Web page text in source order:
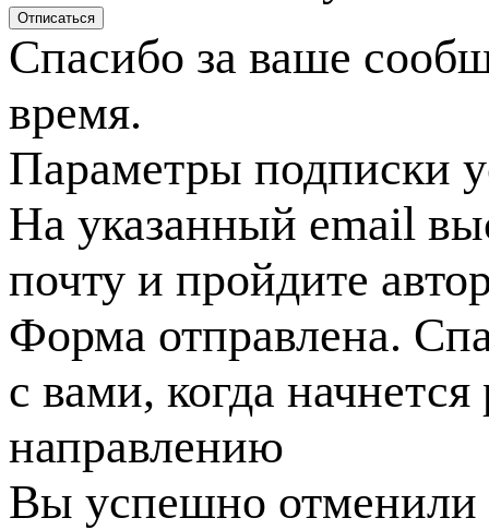
Спасибо за ваше
время.
Параметры подписки
На указанный email
почту и пройдите
Форма отправлена.
с вами, когда
направлению
Вы успешно отменили